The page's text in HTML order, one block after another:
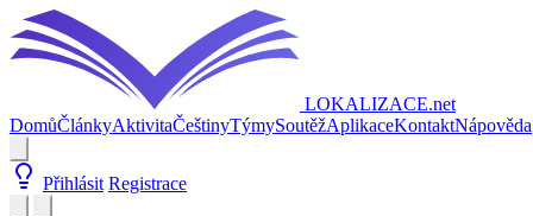
LOKALIZACE.net
DomůČlánkyAktivitaČeštinyTýmySoutěžAplikaceKontaktNápověda
Přihlásit Registrace